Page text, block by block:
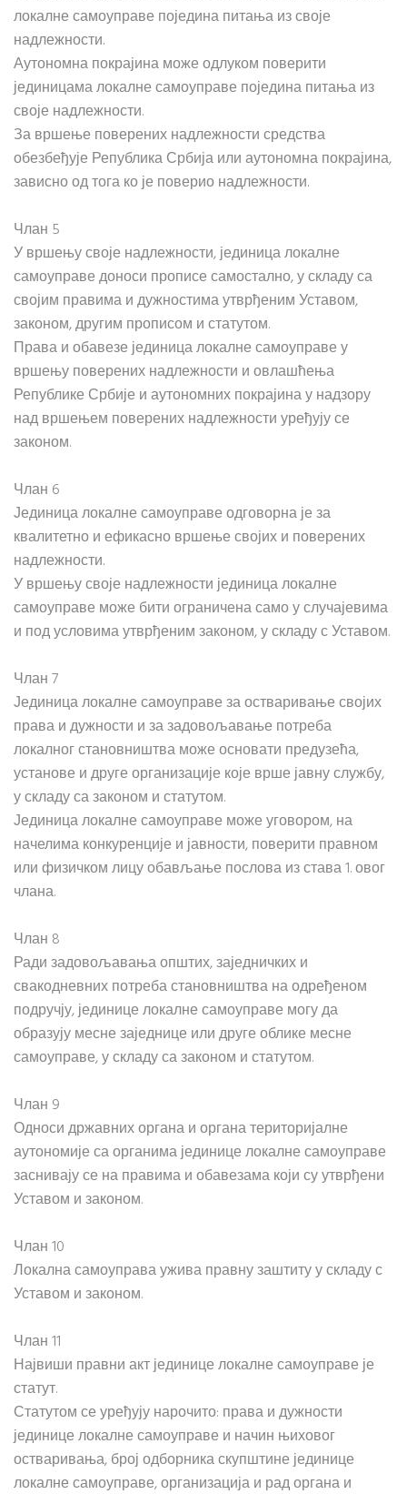
локалне самоуправе поједина питања из своје
надлежности.
Аутономна покрајина може одлуком поверити
јединицама локалне самоуправе поједина питања из
своје надлежности.
За вршење поверених надлежности средства
обезбеђује Република Србија или аутономна покрајина,
зависно од тога ко је поверио надлежности.
Члан 5
У вршењу своје надлежности, јединица локалне
самоуправе доноси прописе самостално, у складу са
својим правима и дужностима утврђеним Уставом,
законом, другим прописом и статутом.
Права и обавезе јединица локалне самоуправе у
вршењу поверених надлежности и овлашћења
Републике Србије и аутономних покрајина у надзору
над вршењем поверених надлежности уређују се
законом.
Члан 6
Јединица локалне самоуправе одговорна је за
квалитетно и ефикасно вршење својих и поверених
надлежности.
У вршењу своје надлежности јединица локалне
самоуправе може бити ограничена само у случајевима
и под условима утврђеним законом, у складу с Уставом.
Члан 7
Јединица локалне самоуправе за остваривање својих
права и дужности и за задовољавање потреба
локалног становништва може основати предузећа,
установе и друге организације које врше јавну службу,
у складу са законом и статутом.
Јединица локалне самоуправе може уговором, на
начелима конкуренције и јавности, поверити правном
или физичком лицу обављање послова из става 1. овог
члана.
Члан 8
Ради задовољавања општих, заједничких и
свакодневних потреба становништва на одређеном
подручју, јединице локалне самоуправе могу да
образују месне заједнице или друге облике месне
самоуправе, у складу са законом и статутом.
Члан 9
Односи државних органа и органа територијалне
аутономије са органима јединице локалне самоуправе
заснивају се на правима и обавезама који су утврђени
Уставом и законом.
Члан 10
Локална самоуправа ужива правну заштиту у складу с
Уставом и законом.
Члан 11
Највиши правни акт јединице локалне самоуправе је
статут.
Статутом се уређују нарочито: права и дужности
јединице локалне самоуправе и начин њиховог
остваривања, број одборника скупштине јединице
локалне самоуправе, организација и рад органа и